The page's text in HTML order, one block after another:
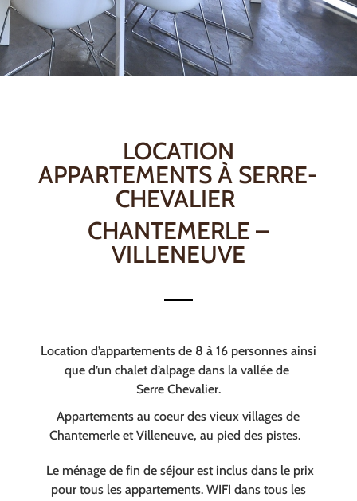
LOCATION
APPARTEMENTS À SERRE-
CHEVALIER
CHANTEMERLE –
VILLENEUVE
Location d’appartements de 8 à 16 personnes ainsi
que d’un chalet d’alpage dans la vallée de
Serre Chevalier.
Appartements au coeur des vieux villages de
Chantemerle et Villeneuve, au pied des pistes.
Le ménage de fin de séjour est inclus dans le prix
pour tous les appartements. WIFI dans tous les